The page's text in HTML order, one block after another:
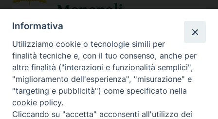
Monopoli
SEGUICI SU
Contatti
Sede Curia
Informativa
Utilizziamo cookie o tecnologie simili per
finalità tecniche e, con il tuo consenso, anche per
altre finalità ("interazioni e funzionalità semplici",
"miglioramento dell'esperienza", "misurazione" e
"targeting e pubblicità") come specificato nella
cookie policy.
Cliccando su "accetta" acconsenti all'utilizzo dei